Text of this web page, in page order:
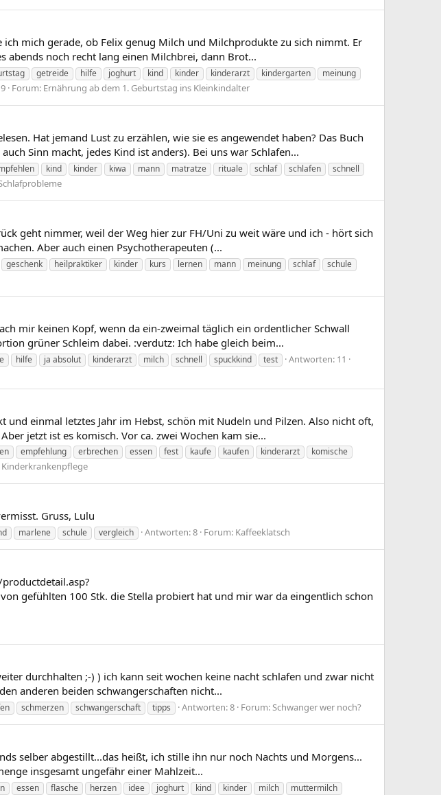
mich gerade, ob Felix genug Milch und Milchprodukte zu sich nimmt. Er
abends noch recht lang einen Milchbrei, dann Brot...
getreide hilfe joghurt kind kinder kinderarzt kindergarten
meinung
Forum: Ernährung ab dem 1. Geburtstag ins Kleinkindalter
Hat jemand Lust zu erzählen, wie sie es angewendet haben? Das Buch
Sinn macht, jedes Kind ist anders). Bei uns war Schlafen...
kind kinder kiwa mann matratze rituale schlaf schlafen
schnell
geht nimmer, weil der Weg hier zur FH/Uni zu weit wäre und ich - hört sich
Aber auch einen Psychotherapeuten (...
geschenk heilpraktiker kinder kurs lernen mann meinung schlaf
schule
mir keinen Kopf, wenn da ein-zweimal täglich ein ordentlicher Schwall
grüner Schleim dabei. :verdutz: Ich habe gleich beim...
hilfe ja absolut kinderarzt milch schnell spuckkind test
Antworten: 11
einmal letztes Jahr im Hebst, schön mit Nudeln und Pilzen. Also nicht oft,
jetzt ist es komisch. Vor ca. zwei Wochen kam sie...
empfehlung erbrechen essen fest kaufe kaufen kinderarzt
komische
Kinderkrankenpflege
Gruss, Lulu
marlene schule vergleich Antworten: 8 Forum: Kaffeeklatsch
gefühlten 100 Stk. die Stella probiert hat und mir war da eingentlich schon
durchhalten ;-) ) ich kann seit wochen keine nacht schlafen und zwar nicht
anderen beiden schwangerschaften nicht...
schmerzen schwangerschaft tipps Antworten: 8 Forum:Schwanger wer noch?
selber abgestillt...das heißt, ich stille ihn nur noch Nachts und Morgens...
insgesamt ungefähr einer Mahlzeit...
essen flasche herzen idee joghurt kind kinder milch
muttermilch